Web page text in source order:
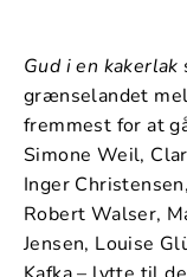
Gud i en kakerlak
grænselandet
fremmest for at
Simone Weil,
Inger
Robert Walser,
Jensen, Louise